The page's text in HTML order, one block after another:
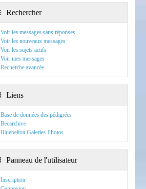
Rechercher
Voir les messages sans réponses
Voir les nouveaux messages
Voir les sujets actifs
Voir mes messages
Recherche avancée
Liens
Base de données des pédigrées
Becarchive
Bluebelton Galeries Photos
Panneau de l'utilisateur
Inscription